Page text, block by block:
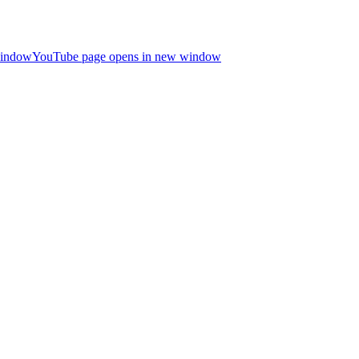
YouTube page opens in new window